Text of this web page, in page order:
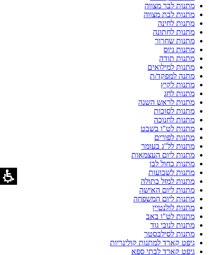
מתנות לבר מצווה
מתנות לבת מצווה
מתנות לחינה
מתנות לחתונה
מתנות שחרור
מתנות גיוס
מתנות תודה
מתנות למילואים
מתנה למפקד/ת
מתנות לקיץ
מתנות לחג
מתנות לראש השנה
מתנות לסוכות
מתנות לחנוכה
מתנות לט"ו בשבט
מתנות לפורים
מתנות לל"ג בעומר
מתנות ליום העצמאות
מתנות כחול לבן
מתנות לשבועות
מתנות למזל בתולה
מתנות ליום האישה
מתנות ליום המשפחה
מתנות לולנטיין
מתנות לט"ו באב
מתנות לנובי גוד
מתנות לסילבסטר
גיפט קארד למתנות קולינריות
גיפט קארד לבתי ספא